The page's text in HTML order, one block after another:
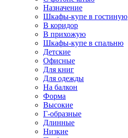
Назначение
Шкафы-купе в гостиную
В коридор
В прихожую
Шкафы-купе в спальню
Детские
Офисные
Для книг
Для одежды
На балкон
Форма
Высокие
Г-образные
Длинные
Низкие